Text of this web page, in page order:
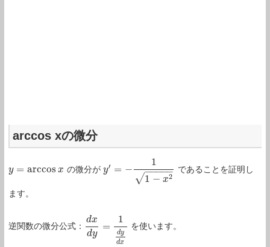
arccos xの微分
y = arccos x
y=ar ccosx の微分が y′ = −
1
1 − x2
− −
−−−
√
y′= −1 1−x2 であることを証明し
ます。
逆関数の微分公式：
dx
dy
=
1
dy
dx
dxd =1 dydx を使います。